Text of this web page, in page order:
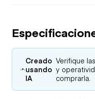
Creado
usando
IA
Verifique
y
comprarla.